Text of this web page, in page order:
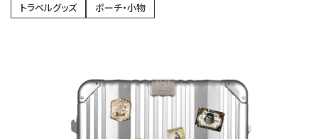
トラベルグッズ ポーチ・小物